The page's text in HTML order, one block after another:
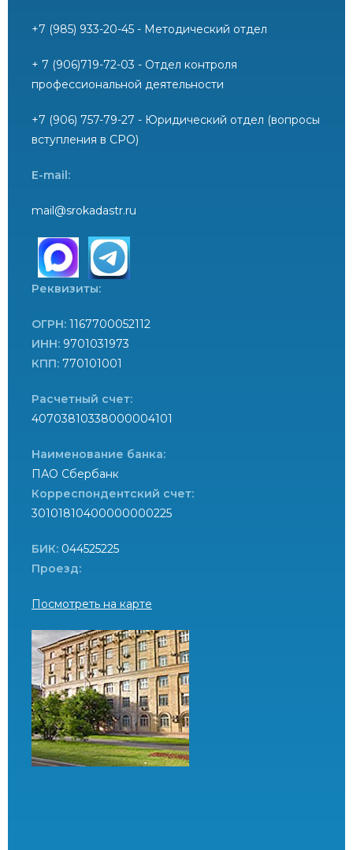
+7 (985) 933-20-45 - Методический отдел
+ 7 (906)719-72-03 - Отдел контроля
профессиональной деятельности
+7 (906) 757-79-27 - Юридический отдел (вопросы
вступления в СРО)
E-mail:
mail@srokadastr.ru
Реквизиты:
ОГРН: 1167700052112
ИНН: 9701031973
КПП: 770101001
Расчетный счет:
40703810338000004101
Наименование банка:
ПАО Сбербанк
Корреспондентский счет:
30101810400000000225
БИК: 044525225
Проезд:
Посмотреть на карте